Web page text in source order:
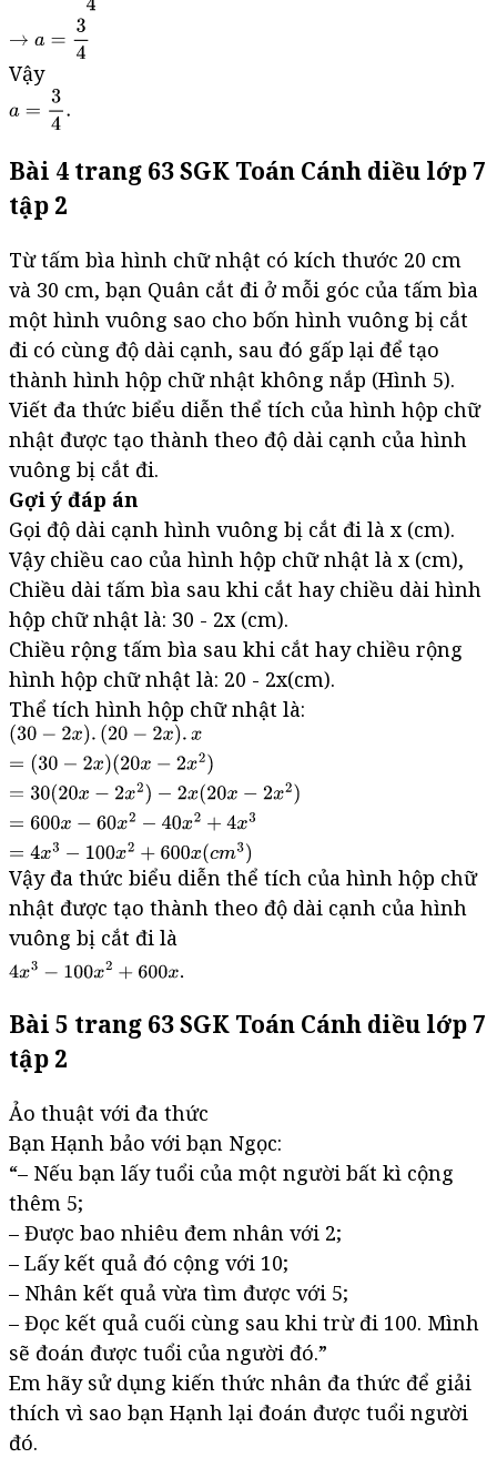
Vậy
Bài 4 trang 63 SGK Toán Cánh diều lớp 7
tập 2
Từ tấm bìa hình chữ nhật có kích thước 20 cm
và 30 cm, bạn Quân cắt đi ở mỗi góc của tấm bìa
một hình vuông sao cho bốn hình vuông bị cắt
đi có cùng độ dài cạnh, sau đó gấp lại để tạo
thành hình hộp chữ nhật không nắp (Hình 5).
Viết đa thức biểu diễn thể tích của hình hộp chữ
nhật được tạo thành theo độ dài cạnh của hình
vuông bị cắt đi.
Gợi ý đáp án
Gọi độ dài cạnh hình vuông bị cắt đi là x (cm).
Vậy chiều cao của hình hộp chữ nhật là x (cm),
Chiều dài tấm bìa sau khi cắt hay chiều dài hình
hộp chữ nhật là: 30 - 2x (cm).
Chiều rộng tấm bìa sau khi cắt hay chiều rộng
hình hộp chữ nhật là: 20 - 2x(cm).
Thể tích hình hộp chữ nhật là:
Vậy đa thức biểu diễn thể tích của hình hộp chữ
nhật được tạo thành theo độ dài cạnh của hình
vuông bị cắt đi là
Bài 5 trang 63 SGK Toán Cánh diều lớp 7
tập 2
Ảo thuật với đa thức
Bạn Hạnh bảo với bạn Ngọc:
“– Nếu bạn lấy tuổi của một người bất kì cộng
thêm 5;
– Được bao nhiêu đem nhân với 2;
– Lấy kết quả đó cộng với 10;
– Nhân kết quả vừa tìm được với 5;
– Đọc kết quả cuối cùng sau khi trừ đi 100. Mình
sẽ đoán được tuổi của người đó.”
Em hãy sử dụng kiến thức nhân đa thức để giải
thích vì sao bạn Hạnh lại đoán được tuổi người
đó.